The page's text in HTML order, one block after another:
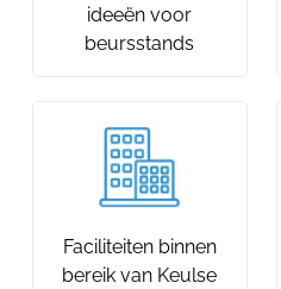
ideeën voor
beursstands
Faciliteiten binnen
bereik van Keulse